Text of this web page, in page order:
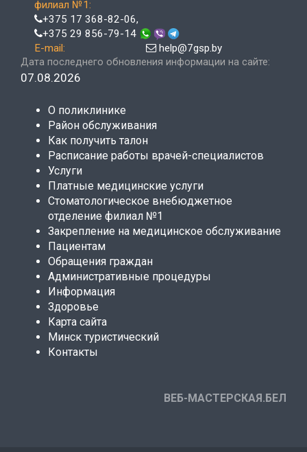
филиал №1:
+375 17 368-82-06,
+375 29 856-79-14
E-mail:
help@7gsp.by
Дата последнего обновления информации на сайте:
07.08.2026
О поликлинике
Район обслуживания
Как получить талон
Расписание работы врачей-специалистов
Услуги
Платные медицинские услуги
Стоматологическое внебюджетное
отделение филиал №1
Закрепление на медицинское обслуживание
Пациентам
Обращения граждан
Административные процедуры
Информация
Здоровье
Карта сайта
Минск туристический
Контакты
ВЕБ-МАСТЕРСКАЯ.БЕЛ